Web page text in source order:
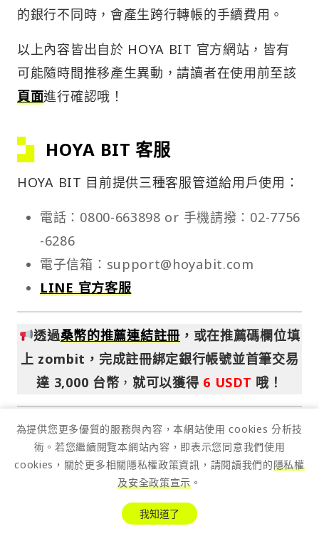
的銀行不同時，會產生跨行轉帳的手續費用。
以上內容皆出自於 HOYA BIT 官方網站，皆有
可能隨時間推移產生異動，請讀者在使用前至該
頁面進行確認哦！
HOYA BIT 客服
HOYA BIT 目前提供三種客服管道給用戶使用：
電話：0800-663898 or 手機請撥：02-7756
-6286
電子信箱： support@hoyabit.com
LINE 官方客服
透過桑幣的推薦連結註冊，或在推薦碼欄位填
上 zombit，完成註冊綁定銀行帳號並首筆交易
達 3,000 台幣 ， 就可以獲得 6 USDT 哦！
HOYA BIT 相關新聞
台新銀行攜手虛擬資產交易所 HOYA BIT 禾
亞數位科技合作新臺幣信託服務，全天候出
入金、兼顧安全與便利性
為提供您更多優質的服務與內容，本網站使用 cookies 分析技
術。若您繼續閱覽本網站內容，即表示您同意我們使用
cookies，關於更多相關隱私權政策資訊，請閱讀我們的隱私權
及安全政策宣示 。
我知道了